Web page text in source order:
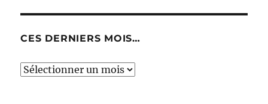
CES DERNIERS MOIS…
Ces